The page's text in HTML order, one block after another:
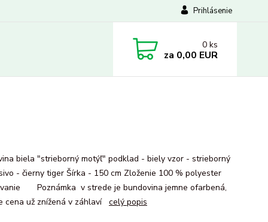
Prihlásenie
0 ks
za 0,00 EUR
biela "strieborný motýľ" podklad - biely vzor - strieborný
- čierny tiger Šírka - 150 cm Zloženie 100 % polyester
Poznámka v strede je bundovina jemne ofarbená,
cena už znížená v záhlaví celý popis